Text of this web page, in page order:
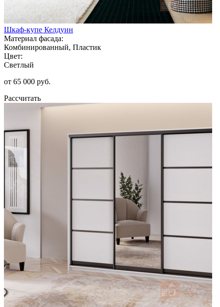
Шкаф-купе Келдуин
Материал фасада:
Комбинированный, Пластик
Цвет:
Светлый
от 65 000 руб.
Рассчитать